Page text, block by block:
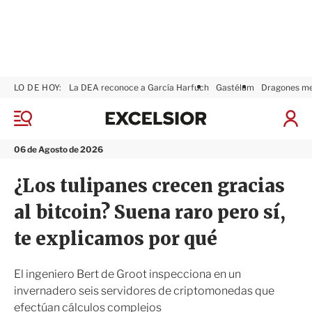
M
n
06 de Agosto de 2026
LO DE HOY: La DEA reconoce a García Harfuch Gastélum Dragones
I
x
i
r
¿Los tulipanes crecen gracias
al bitcoin? Suena raro pero sí,
te explicamos por qué
El ingeniero Bert de Groot inspecciona en un
invernadero seis servidores de criptomonedas que
efectúan cálculos complejos